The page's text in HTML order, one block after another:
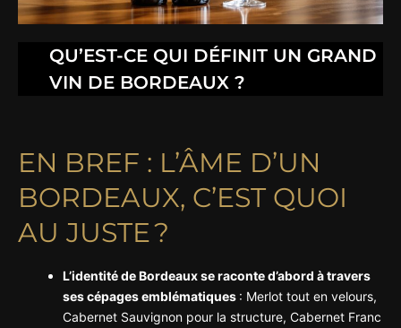
QU’EST-CE QUI DÉFINIT UN GRAND
VIN DE BORDEAUX ?
EN BREF : L’ÂME D’UN
BORDEAUX, C’EST QUOI
AU JUSTE ?
L’identité de Bordeaux se raconte d’abord à travers
ses cépages emblématiques : Merlot tout en velours,
Cabernet Sauvignon pour la structure, Cabernet Franc